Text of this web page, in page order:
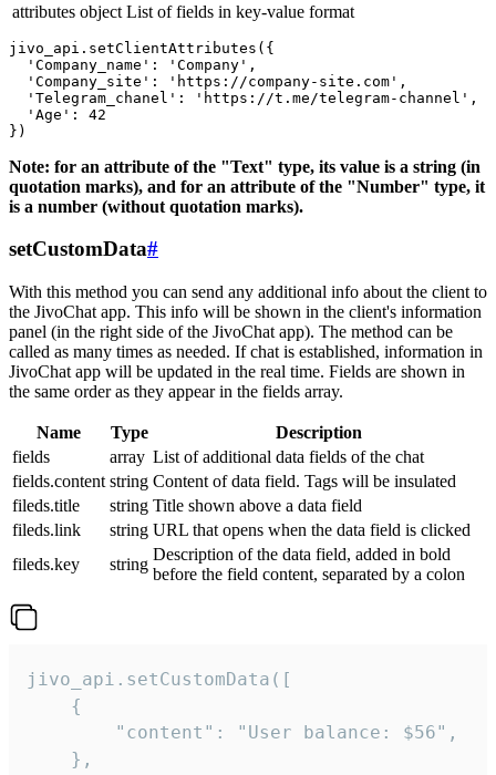
attributes object List of fields in key-value format
jivo_api.setClientAttributes({
  'Company_name': 'Company',
  'Company_site': 'https://company-site.com',
  'Telegram_chanel': 'https://t.me/telegram-channel',
  'Age': 42
Note: for an attribute of the "Text" type, its value is a string (in
quotation marks), and for an attribute of the "Number" type, it
is a number (without quotation marks).
setCustomData#
With this method you can send any additional info about the client to
the JivoChat app. This info will be shown in the client's information
panel (in the right side of the JivoChat app). The method can be
called as many times as needed. If chat is established, information in
JivoChat app will be updated in the real time. Fields are shown in
the same order as they appear in the fields array.
Name Type
Description
fields
array List of additional data fields of the chat
fields.content string Content of data field. Tags will be insulated
fileds.title
string Title shown above a data field
fileds.link
string URL that opens when the data field is clicked
fileds.key
string
Description of the data field, added in bold
before the field content, separated by a colon
jivo_api.setCustomData([
    {
        "content": "User balance: $56",
    },